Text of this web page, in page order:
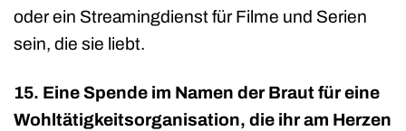
oder ein Streamingdienst für Filme und Serien
sein, die sie liebt.
15. Eine Spende im Namen der Braut für eine
Wohltätigkeitsorganisation, die ihr am Herzen